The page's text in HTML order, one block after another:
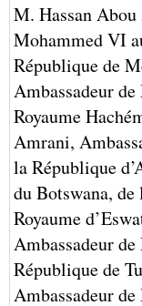
M. Hassan Abou
Mohammed VI
République de
Ambassadeur
Royaume
Amrani,
la République
du Botswana,
Royaume
Ambassadeur
République de
Ambassadeur